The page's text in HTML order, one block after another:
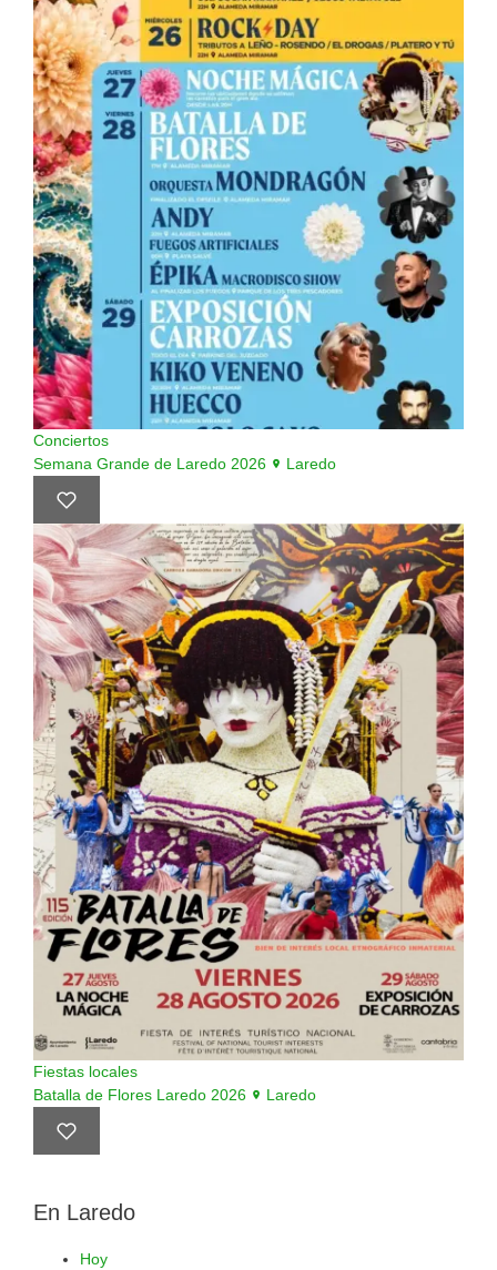
Conciertos
Semana Grande de Laredo 2026
Laredo
Fiestas locales
Batalla de Flores Laredo 2026
Laredo
En Laredo
Hoy